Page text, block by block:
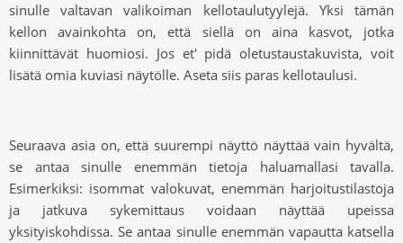
sinulle valtavan valikoiman kellotaulutyylejä. Yksi tämän
kellon avainkohta on, että siellä on aina kasvot, jotka
kiinnittävät huomiosi. Jos et'pidä oletustaustakuvista, voit
lisätä omia kuviasi näytölle. Aseta siis paras kellotaulusi.
Seuraava asia on, että suurempi näyttö näyttää vain hyvältä,
se antaa sinulle enemmän tietoja haluamallasi tavalla.
Esimerkiksi: isommat valokuvat, enemmän harjoitustilastoja
ja jatkuva sykemittaus voidaan näyttää upeissa
yksityiskohdissa. Se antaa sinulle enemmän vapautta katsella